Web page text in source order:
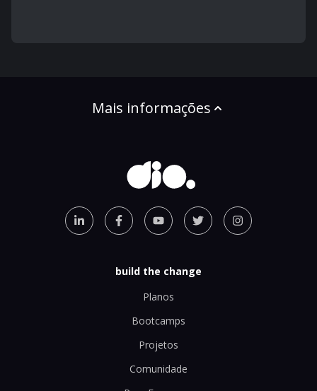
Mais informações
build the change
Planos
Bootcamps
Projetos
Comunidade